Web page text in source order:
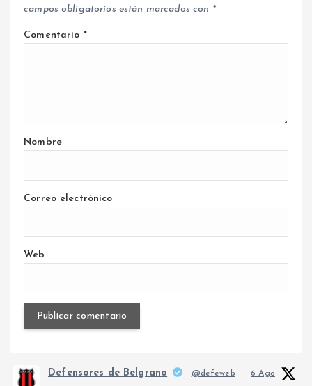
campos obligatorios están marcados con *
Comentario *
Nombre
Correo electrónico
Web
Defensores de Belgrano @defeweb · 6 Ago